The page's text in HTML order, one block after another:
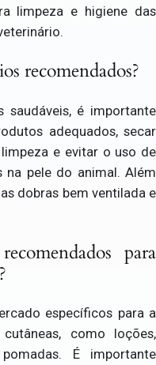
limpeza e higiene das
recomendados?
saudáveis, é importante
adequados, secar
e evitar o uso de
na pele do animal. Além
dobras bem ventilada e
para
específicos para a
como loções,
É importante